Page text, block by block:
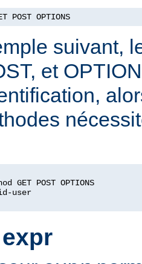
POST OPTIONS
suivant,
et
GET POST OPTIONS